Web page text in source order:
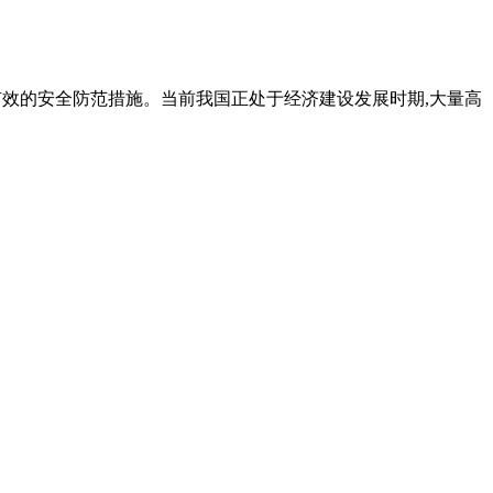
的安全防范措施。当前我国正处于经济建设发展时期,大量高